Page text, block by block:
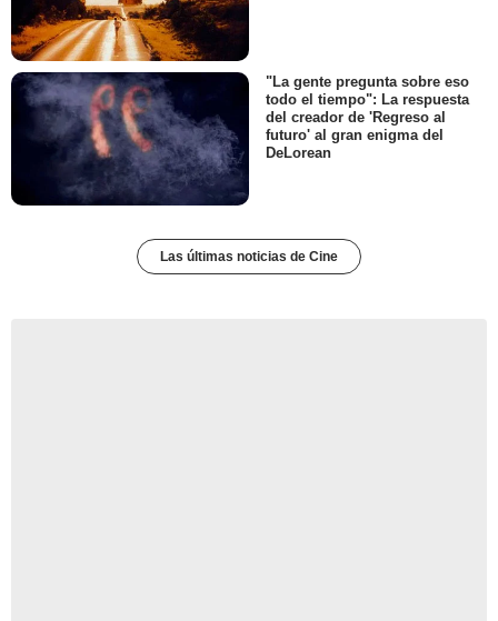
"La gente pregunta sobre eso
todo el tiempo": La respuesta
del creador de 'Regreso al
futuro' al gran enigma del
DeLorean
Las últimas noticias de Cine